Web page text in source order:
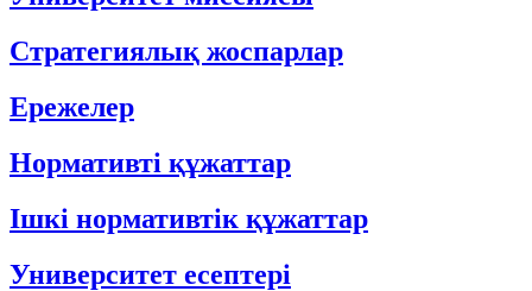
Стратегиялық жоспарлар
Ережелер
Нормативті құжаттар
Ішкі нормативтік құжаттар
Университет есептері